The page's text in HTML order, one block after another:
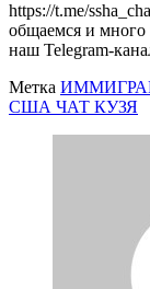
https://t.me/
общаемся и
наш Telegram-
Метка
США ЧАТ КУЗЯ